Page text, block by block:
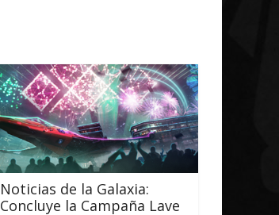
Noticias de la Galaxia:
Concluye la Campaña Lave